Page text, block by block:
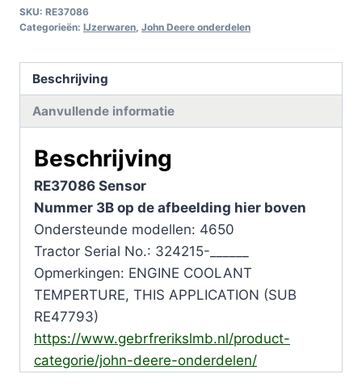
SKU: RE37086
Categorieën: IJzerwaren John Deere onderdelen
Beschrijving
Aanvullende informatie
Beschrijving
RE37086 Sensor
Nummer 3B op de afbeelding hier boven
Ondersteunde modellen: 4650
Tractor Serial No.: 324215-______
Opmerkingen: ENGINE COOLANT
TEMPERTURE, THIS APPLICATION (SUB
RE47793)
https://www.gebrfrerikslmb.nl/product-
categorie/john-deere-onderdelen/